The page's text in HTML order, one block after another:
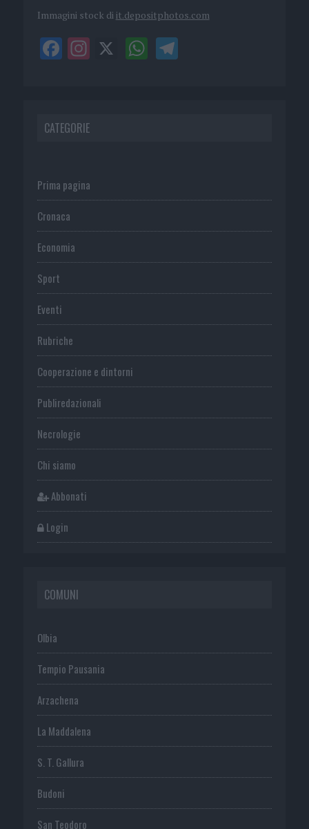
Immagini stock di it.depositphotos.com
CATEGORIE
Prima pagina
Cronaca
Economia
Sport
Eventi
Rubriche
Cooperazione e dintorni
Publiredazionali
Necrologie
Chi siamo
Abbonati
Login
COMUNI
Olbia
Tempio Pausania
Arzachena
La Maddalena
S. T. Gallura
Budoni
San Teodoro